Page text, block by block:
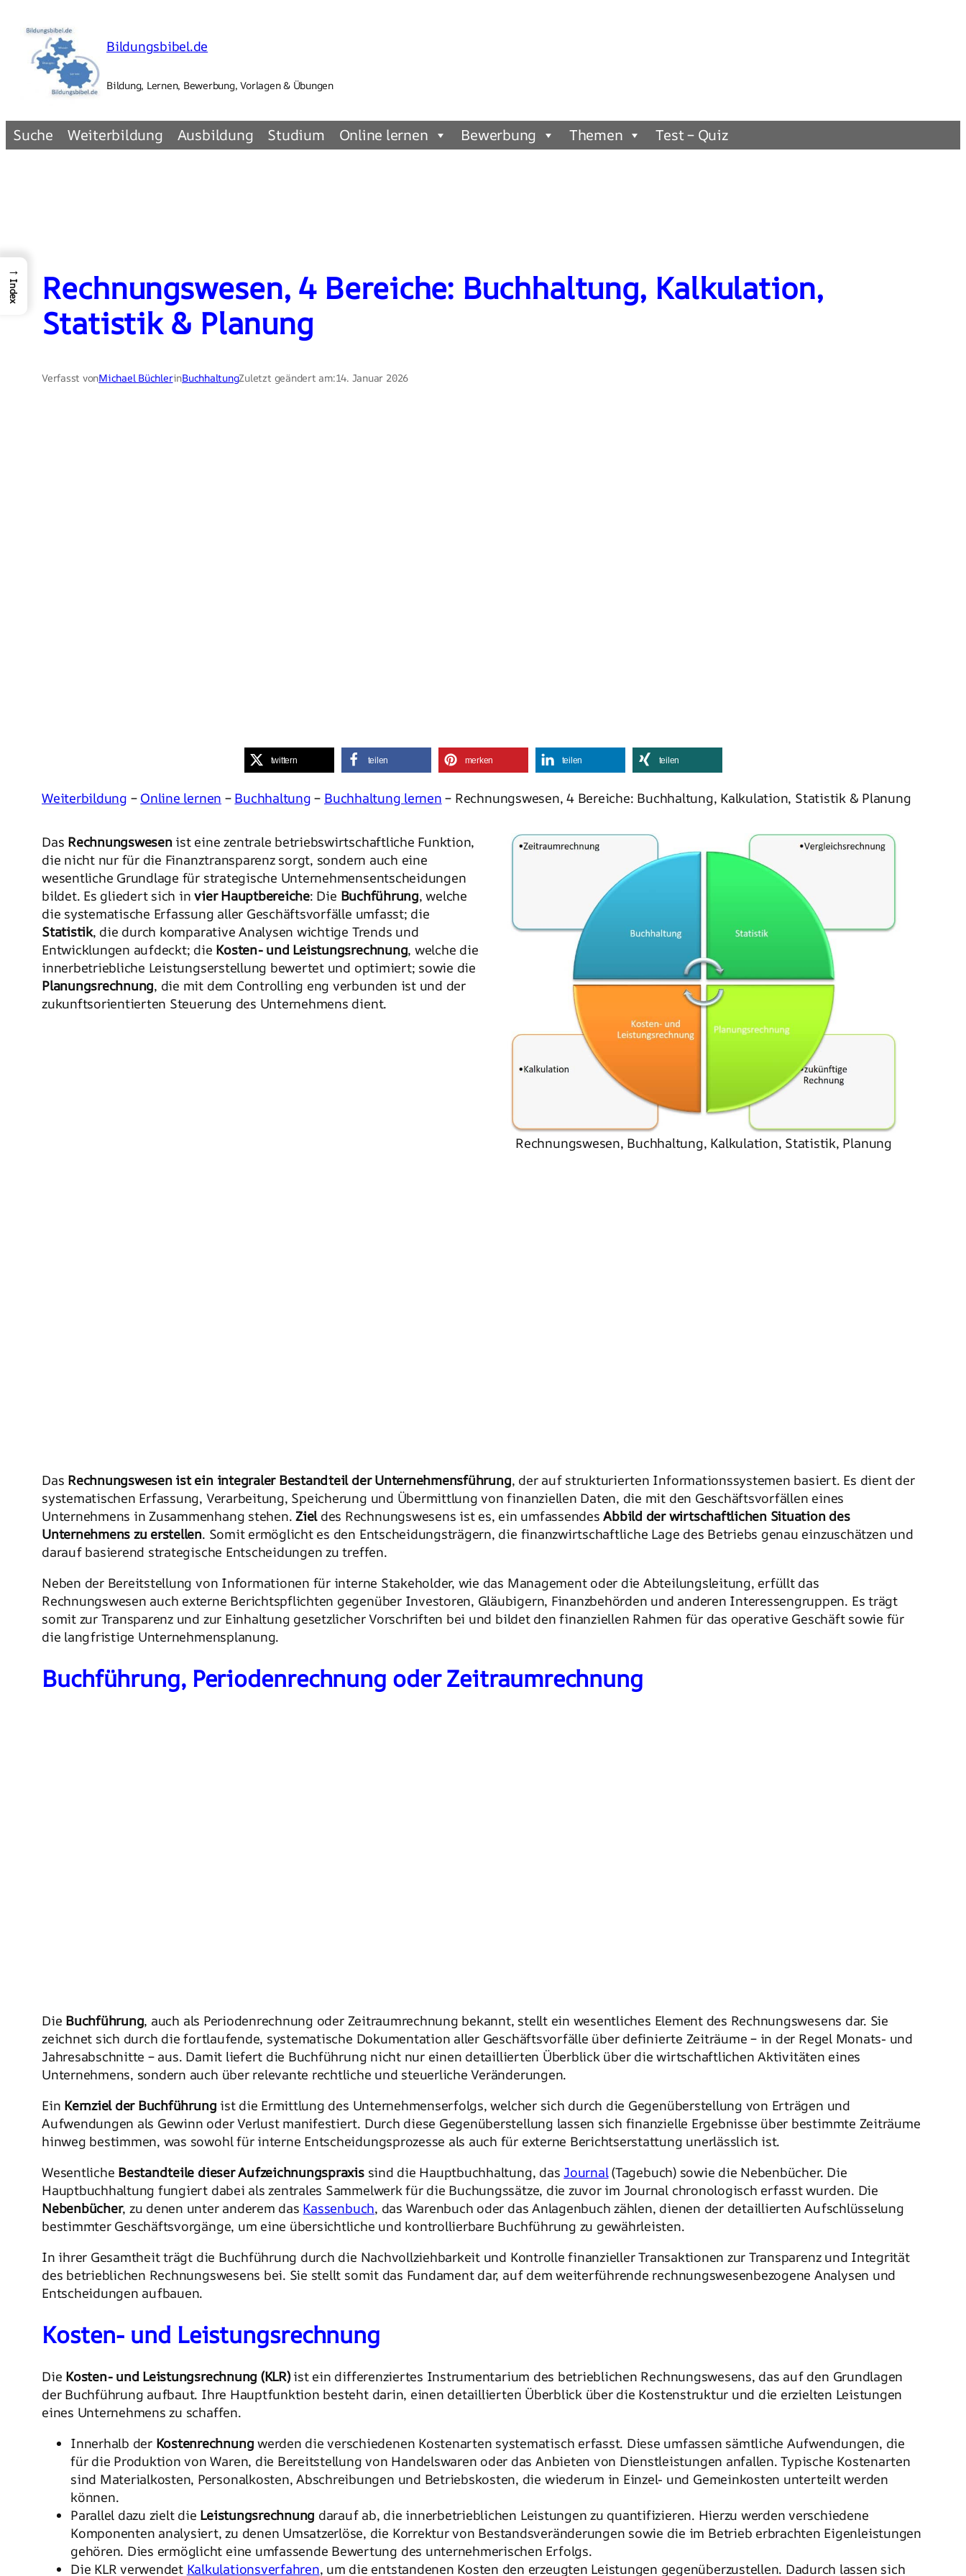
Inhalt
springen
Bildungsbibel.de
Bildung, Lernen, Bewerbung, Vorlagen & Übungen
Suche Weiterbildung Ausbildung Studium Online lernen Bewerbung Themen Test – Quiz
Rechnungswesen, 4 Bereiche: Buchhaltung, Kalkulation,
Statistik & Planung
Verfasst vonMichael BüchlerinBuchhaltungZuletzt geändert am:14. Januar 2026
twittern teilen merken teilen teilen
Weiterbildung – Online lernen – Buchhaltung – Buchhaltung lernen – Rechnungswesen, 4 Bereiche: Buchhaltung, Kalkulation, Statistik & Planung
Das Rechnungswesenist eine zentrale betriebswirtschaftliche Funktion,
die nicht nur für die Finanztransparenz sorgt, sondern auch eine
wesentliche Grundlage für strategische Unternehmensentscheidungen
bildet. Es gliedert sich invier Hauptbereiche: Die Buchführung, welche
die systematische Erfassung aller Geschäftsvorfälle umfasst; die
Statistik, die durch komparative Analysen wichtige Trends und
Entwicklungen aufdeckt; die Kosten- und Leistungsrechnung, welche die
innerbetriebliche Leistungserstellung bewertet und optimiert; sowie die
Planungsrechnung, die mit dem Controlling eng verbunden ist und der
zukunftsorientierten Steuerung des Unternehmens dient.
Rechnungswesen, Buchhaltung, Kalkulation, Statistik, Planung
Das Rechnungswesen ist ein integraler Bestandteil der Unternehmensführung, der auf strukturierten Informationssystemen basiert. Es dient der
systematischen Erfassung, Verarbeitung, Speicherung und Übermittlung von finanziellen Daten, die mit den Geschäftsvorfällen eines
Unternehmens in Zusammenhang stehen.Zieldes Rechnungswesens ist es, ein umfassendesAbbild der wirtschaftlichen Situation des
Unternehmens zu erstellen. Somit ermöglicht es den Entscheidungsträgern, die finanzwirtschaftliche Lage des Betriebs genau einzuschätzen und
darauf basierend strategische Entscheidungen zu treffen.
Neben der Bereitstellung von Informationen für interne Stakeholder, wie das Management oder die Abteilungsleitung, erfüllt das
Rechnungswesen auch externe Berichtspflichten gegenüber Investoren, Gläubigern, Finanzbehörden und anderen Interessengruppen. Es trägt
somit zur Transparenz und zur Einhaltung gesetzlicher Vorschriften bei und bildet den finanziellen Rahmen für das operative Geschäft sowie für
die langfristige Unternehmensplanung.
Buchführung, Periodenrechnung oder Zeitraumrechnung
Die Buchführung, auch als Periodenrechnung oder Zeitraumrechnung bekannt, stellt ein wesentliches Element des Rechnungswesens dar. Sie
zeichnet sich durch die fortlaufende, systematische Dokumentation aller Geschäftsvorfälle über definierte Zeiträume – in der Regel Monats- und
Jahresabschnitte – aus. Damit liefert die Buchführung nicht nur einen detaillierten Überblick über die wirtschaftlichen Aktivitäten eines
Unternehmens, sondern auch über relevante rechtliche und steuerliche Veränderungen.
Ein Kernziel der Buchführung ist die Ermittlung des Unternehmenserfolgs, welcher sich durch die Gegenüberstellung von Erträgen und
Aufwendungen als Gewinn oder Verlust manifestiert. Durch diese Gegenüberstellung lassen sich finanzielle Ergebnisse über bestimmte Zeiträume
hinweg bestimmen, was sowohl für interne Entscheidungsprozesse als auch für externe Berichtserstattung unerlässlich ist.
Wesentliche Bestandteile dieser Aufzeichnungspraxissind die Hauptbuchhaltung, dasJournal(Tagebuch) sowie die Nebenbücher. Die
Hauptbuchhaltung fungiert dabei als zentrales Sammelwerk für die Buchungssätze, die zuvor im Journal chronologisch erfasst wurden. Die
Nebenbücher, zu denen unter anderem das Kassenbuch, das Warenbuch oder das Anlagenbuch zählen, dienen der detaillierten Aufschlüsselung
bestimmter Geschäftsvorgänge, um eine übersichtliche und kontrollierbare Buchführung zu gewährleisten.
In ihrer Gesamtheit trägt die Buchführung durch die Nachvollziehbarkeit und Kontrolle finanzieller Transaktionen zur Transparenz und Integrität
des betrieblichen Rechnungswesens bei. Sie stellt somit das Fundament dar, auf dem weiterführende rechnungswesenbezogene Analysen und
Entscheidungen aufbauen.
Kosten- und Leistungsrechnung
Die Kosten- und Leistungsrechnung (KLR)ist ein differenziertes Instrumentarium des betrieblichen Rechnungswesens, das auf den Grundlagen
der Buchführung aufbaut. Ihre Hauptfunktion besteht darin, einen detaillierten Überblick über die Kostenstruktur und die erzielten Leistungen
eines Unternehmens zu schaffen.
Innerhalb der Kostenrechnung werden die verschiedenen Kostenarten systematisch erfasst. Diese umfassen sämtliche Aufwendungen, die
für die Produktion von Waren, die Bereitstellung von Handelswaren oder das Anbieten von Dienstleistungen anfallen. Typische Kostenarten
sind Materialkosten, Personalkosten, Abschreibungen und Betriebskosten, die wiederum in Einzel- und Gemeinkosten unterteilt werden
können.
Parallel dazu zielt die Leistungsrechnung darauf ab, die innerbetrieblichen Leistungen zu quantifizieren. Hierzu werden verschiedene
Komponenten analysiert, zu denen Umsatzerlöse, die Korrektur von Bestandsveränderungen sowie die im Betrieb erbrachten Eigenleistungen
gehören. Dies ermöglicht eine umfassende Bewertung des unternehmerischen Erfolgs.
Die KLR verwendet Kalkulationsverfahren, um die entstandenen Kosten den erzeugten Leistungen gegenüberzustellen. Dadurch lassen sich
→
Index